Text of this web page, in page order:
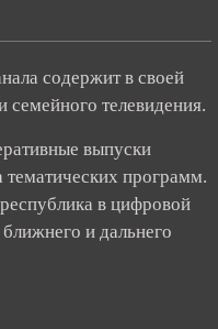
содержит в своей
семейного телевидения.
выпуски
тематических программ.
в цифровой
и дальнего